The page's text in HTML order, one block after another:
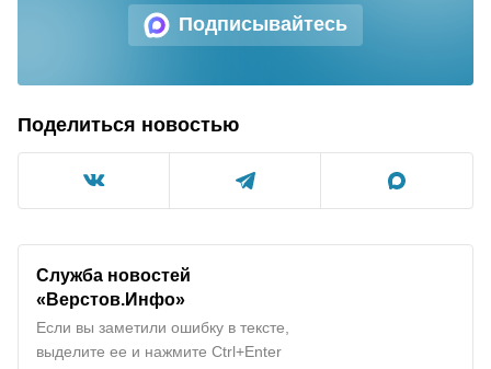
Подписывайтесь
Поделиться новостью
Служба новостей
«Верстов.Инфо»
Если вы заметили ошибку в тексте,
выделите ее и нажмите Ctrl+Enter